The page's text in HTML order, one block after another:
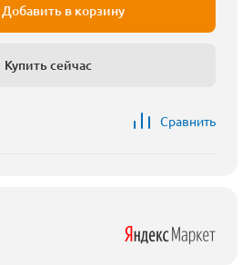
Добавить в корзину
Купить сейчас
Сравнить